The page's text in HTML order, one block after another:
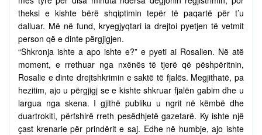
theksi e kishte bërë shqiptimin tepër të paqartë për t’u
dalluar. Më në fund, kryegjyqtari ia drejtoi pyetjen të vetmit
person që e dinte përgjigjen.
“Shkronja ishte a apo ishte e?” e pyeti ai Rosalien. Në atë
moment, e rrethuar nga nxënës të tjerë që pëshpëritnin,
Rosalie e dinte drejtshkrimin e saktë të fjalës. Megjithatë, pa
hezitim, ajo u përgjigj se e kishte shkruar fjalën gabim dhe u
largua nga skena. I gjithë publiku u ngrit në këmbë dhe
duartrokiti, përfshirë rreth pesëdhjetë gazetarë. Ky ishte një
çast krenarie për prindërit e saj. Edhe në humbje, ajo ishte